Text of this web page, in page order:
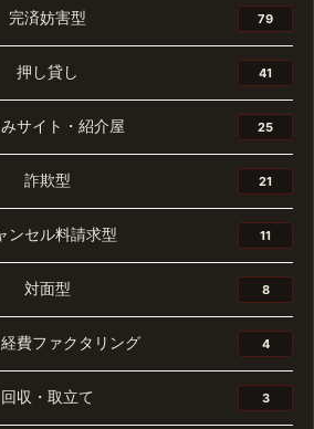
完済妨害型 79
押し貸し 41
サイト・紹介屋 25
詐欺型 21
ンセル料請求型 11
対面型 8
費ファクタリング 4
回収・取立て 3